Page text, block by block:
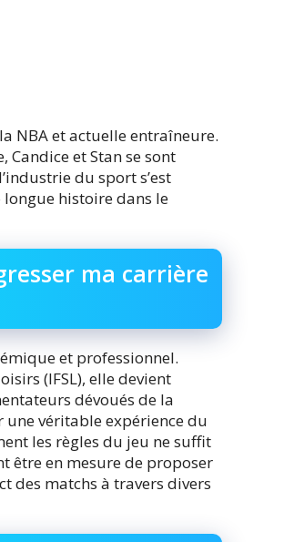
NBA et actuelle entraîneure.
Candice et Stan se sont
du sport s’est
longue histoire dans le
ma carrière
et professionnel.
(IFSL), elle devient
dévoués de la
véritable expérience du
les règles du jeu ne suffit
être en mesure de proposer
des matchs à travers divers